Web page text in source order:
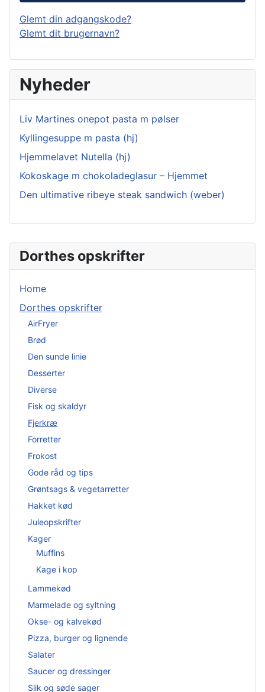
Dorthes opskrifter
Home
Dorthes opskrifter
AirFryer
Brød
Den sunde linie
Desserter
Diverse
Fisk og skaldyr
Fjerkræ
Forretter
Frokost
Gode råd og tips
Grøntsags & vegetarretter
Hakket kød
Juleopskrifter
Kager
Muffins
Kage i kop
Lammekød
Marmelade og syltning
Okse- og kalvekød
Pizza, burger og lignende
Salater
Saucer og dressinger
Slik og søde sager
Glemt din adgangskode?
Glemt dit brugernavn?
Nyheder
Liv Martines onepot pasta m pølser
Kyllingesuppe m pasta (hj)
Hjemmelavet Nutella (hj)
Kokoskage m chokoladeglasur – Hjemmet
Den ultimative ribeye steak sandwich (weber)